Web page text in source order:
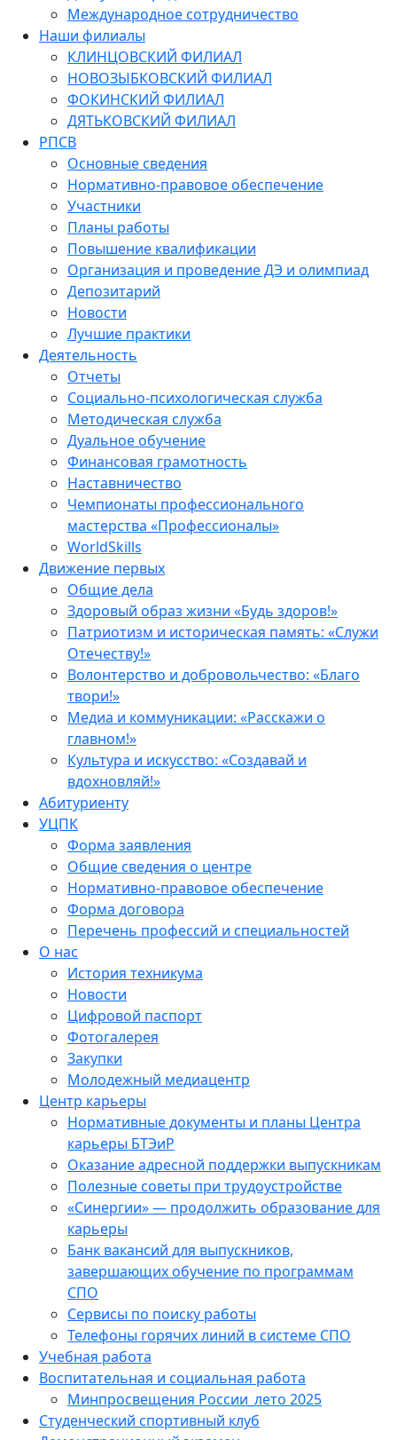
Международное сотрудничество
Наши филиалы
КЛИНЦОВСКИЙ ФИЛИАЛ
НОВОЗЫБКОВСКИЙ ФИЛИАЛ
ФОКИНСКИЙ ФИЛИАЛ
ДЯТЬКОВСКИЙ ФИЛИАЛ
РПСВ
Основные сведения
Нормативно-правовое обеспечение
Участники
Планы работы
Повышение квалификации
Организация и проведение ДЭ и олимпиад
Депозитарий
Новости
Лучшие практики
Деятельность
Отчеты
Социально-психологическая служба
Методическая служба
Дуальное обучение
Финансовая грамотность
Наставничество
Чемпионаты профессионального
мастерства «Профессионалы»
WorldSkills
Движение первых
Общие дела
Здоровый образ жизни «Будь здоров!»
Патриотизм и историческая память: «Служи
Отечеству!»
Волонтерство и добровольчество: «Благо
твори!»
Медиа и коммуникации: «Расскажи о
главном!»
Культура и искусство: «Создавай и
вдохновляй!»
Абитуриенту
УЦПК
Форма заявления
Общие сведения о центре
Нормативно-правовое обеспечение
Форма договора
Перечень профессий и специальностей
О нас
История техникума
Новости
Цифровой паспорт
Фотогалерея
Закупки
Молодежный медиацентр
Центр карьеры
Нормативные документы и планы Центра
карьеры БТЭиР
Оказание адресной поддержки выпускникам
Полезные советы при трудоустройстве
«Синергии» — продолжить образование для
карьеры
Банк вакансий для выпускников,
завершающих обучение по программам
СПО
Сервисы по поиску работы
Телефоны горячих линий в системе СПО
Учебная работа
Воспитательная и социальная работа
Минпросвещения России_лето 2025
Студенческий спортивный клуб